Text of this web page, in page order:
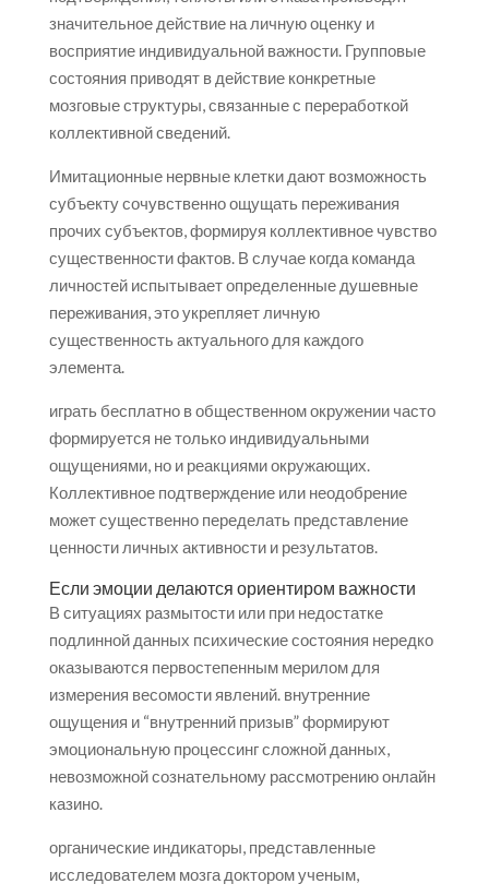
значительное действие на личную оценку и
восприятие индивидуальной важности. Групповые
состояния приводят в действие конкретные
мозговые структуры, связанные с переработкой
коллективной сведений.
Имитационные нервные клетки дают возможность
субъекту сочувственно ощущать переживания
прочих субъектов, формируя коллективное чувство
существенности фактов. В случае когда команда
личностей испытывает определенные душевные
переживания, это укрепляет личную
существенность актуального для каждого
элемента.
играть бесплатно в общественном окружении часто
формируется не только индивидуальными
ощущениями, но и реакциями окружающих.
Коллективное подтверждение или неодобрение
может существенно переделать представление
ценности личных активности и результатов.
Если эмоции делаются ориентиром важности
В ситуациях размытости или при недостатке
подлинной данных психические состояния нередко
оказываются первостепенным мерилом для
измерения весомости явлений. внутренние
ощущения и “внутренний призыв” формируют
эмоциональную процессинг сложной данных,
невозможной сознательному рассмотрению онлайн
казино.
органические индикаторы, представленные
исследователем мозга доктором ученым,